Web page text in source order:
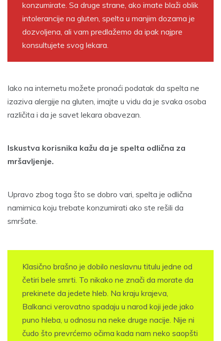
konzumirate. Sa druge strane, ako imate blaži oblik
intolerancije na gluten, spelta u manjim dozama je
dozvoljena, ali vam predlažemo da ipak najpre
konsultujete svog lekara.
Iako na internetu možete pronaći podatak da spelta ne
izaziva alergije na gluten, imajte u vidu da je svaka osoba
različita i da je savet lekara obavezan.
Iskustva korisnika kažu da je spelta odlična za
mršavljenje.
Upravo zbog toga što se dobro vari, spelta je odlična
namirnica koju trebate konzumirati ako ste rešili da
smršate.
Klasično brašno je dobilo neslavnu titulu jedne od
četiri bele smrti. To nikako ne znači da morate da
prekinete da jedete hleb. Na kraju krajeva,
Balkanci verovatno spadaju u narod koji jede jako
puno hleba, u odnosu na neke druge nacije. Nije ni
čudo što prevrćemo očima kada nam neko saopšti